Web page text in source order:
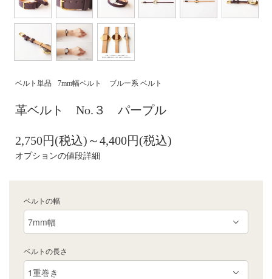
ベルト単品 7mm幅ベルト ブルー系 ベルト
革ベルト No.３ パープル
2,750円(税込)～4,400円(税込)
オプションの値段詳細
ベルトの幅
ベルトの長さ